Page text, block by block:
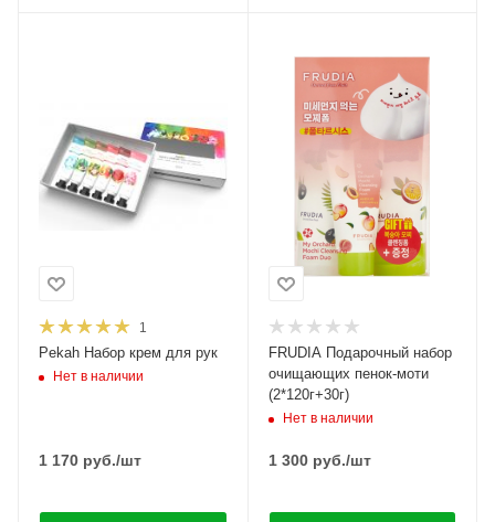
1
Pekah Набор крем для рук
Нет в наличии
1 170 руб./шт
FRUDIA Подарочный набор
очищающих пенок-моти
(2*120г+30г)
Нет в наличии
1 300руб./шт